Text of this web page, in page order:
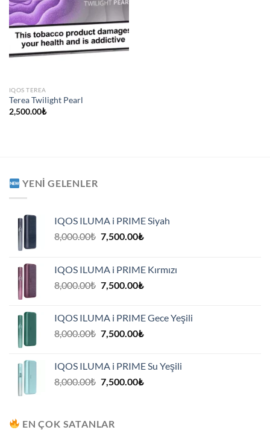
IQOS TEREA
Terea Twilight Pearl
2,500.00₺
YENI GELENLER
IQOS ILUMA i PRIME Siyah
8,000.00₺ Orijinal
7,500.00₺Şu
7,500.00₺.
IQOS ILUMA i PRIME Kırmızı
8,000.00₺ Orijinal
7,500.00₺Şu
7,500.00₺.
IQOS ILUMA i PRIME Gece Yeşili
8,000.00₺ Orijinal
7,500.00₺Şu
7,500.00₺.
IQOS ILUMA i PRIME Su Yeşili
8,000.00₺ Orijinal
7,500.00₺Şu
EN ÇOK SATANLAR